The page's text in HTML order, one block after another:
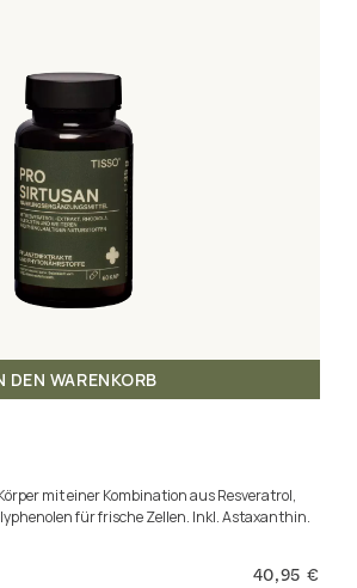
DEN WARENKORB
mit einer Kombination aus Resveratrol,
und weiteren Polyphenolen für frische Zellen. Inkl. Astaxanthin.
40,95 €